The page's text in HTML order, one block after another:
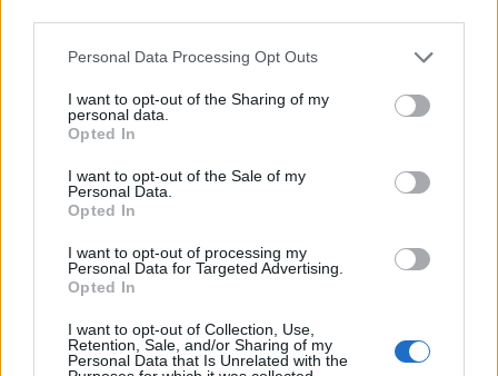
Please note that this website/app uses one or more Google
not limited to your visit or usage behaviour. You may click to
grant or deny consent to Google and its third-party tags to
use your data for below specified purposes in below Google
consent section.
Personal Data Processing Opt Outs
I want to opt-out of the Sharing of my
personal data.
Opted In
I want to opt-out of the Sale of my
Personal Data.
Opted In
I want to opt-out of processing my
Personal Data for Targeted Advertising.
Opted In
I want to opt-out of Collection, Use,
Retention, Sale, and/or Sharing of my
Personal Data that Is Unrelated with the
ακούσουν ένα πολιτικό σχέδιο».
Επανερχόμενος στις εσωκομματικές κόντρες είπε
πως το πλέον κρίσιμο διάστημα για τον ΣΥΡΙΖΑ
είναι εκείνο μετά την εσωκομματικη εκλογική
«φυτευτοί», ούτε «υπονομευτές και προδότες»,
είπε χαρακτηριστικά.
Ερωτηθείς για τη στάση που κρατά ο Αλέξης